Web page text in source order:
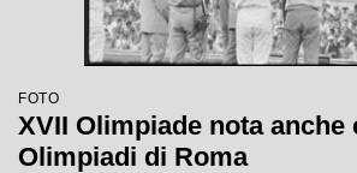
FOTO
XVII Olimpiade nota anche
Olimpiadi di Roma